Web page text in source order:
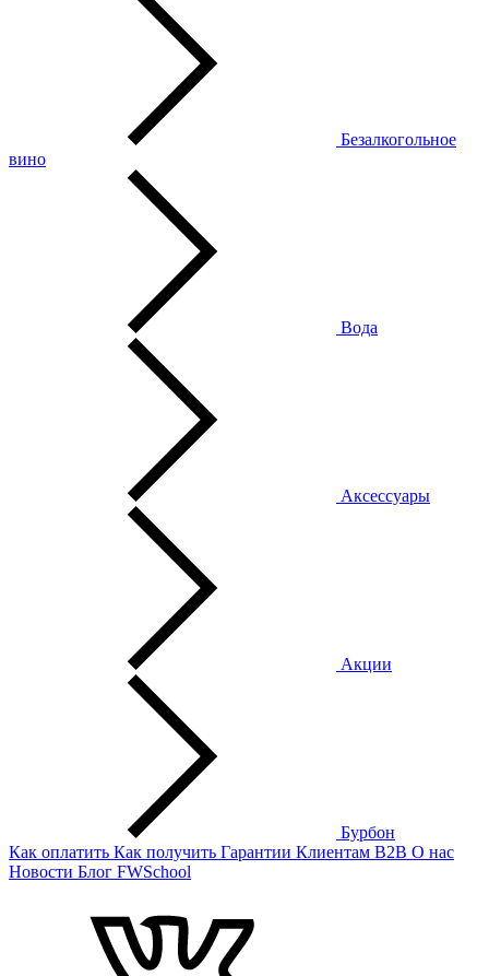
Безалкогольное
вино
Вода
Аксессуары
Акции
Бурбон
Как оплатить Как получить Гарантии Клиентам B2B О нас
Новости Блог FWSchool